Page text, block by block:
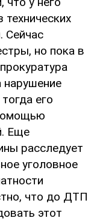
Сейчас
но пока в
нарушение
его
Еще
расследует
уголовное
что до ДТП
этот